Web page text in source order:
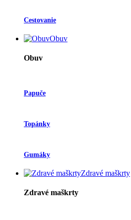
Cestovanie
Obuv
Obuv
Papuče
Topánky
Gumáky
Zdravé maškrty
Zdravé maškrty